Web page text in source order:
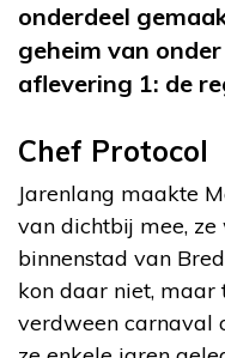
onderdeel
geheim van
aflevering 1: de
Chef Protocol
Jarenlang maakte
van dichtbij mee,
binnenstad van
kon daar niet, maar
verdween carnaval